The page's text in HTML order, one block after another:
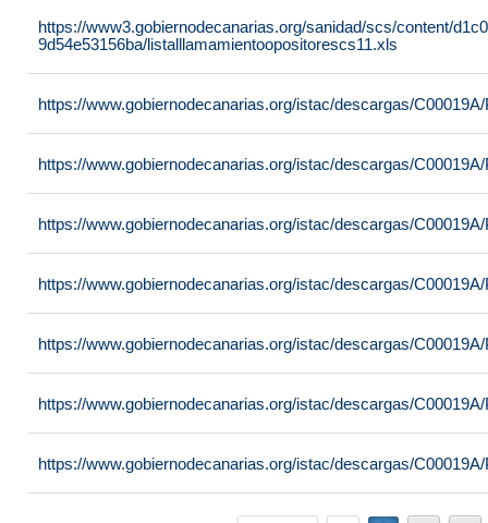
https://www3.gobiernodecanarias.org/sanidad/scs/content/
9d54e53156ba/listalllamamientoopositorescs11.xls
https://www.gobiernodecanarias.org/istac/descargas/
https://www.gobiernodecanarias.org/istac/descargas/
https://www.gobiernodecanarias.org/istac/descargas/
https://www.gobiernodecanarias.org/istac/descargas/
https://www.gobiernodecanarias.org/istac/descargas/
https://www.gobiernodecanarias.org/istac/descargas/
https://www.gobiernodecanarias.org/istac/descargas/